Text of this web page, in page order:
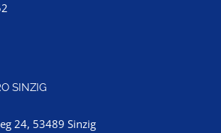
SINZIG
24, 53489 Sinzig